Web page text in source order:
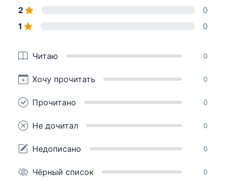
2
0
1
0
Читаю 0
Хочу прочитать 0
Прочитано 0
Не дочитал 0
Недописано 0
Чёрный список 0